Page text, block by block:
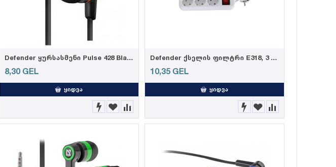
Defender ყურსასმენი Pulse 428 Black
8,30 GEL
ᲧᲘᲓᲕᲐ
Defender ქსელის ფილტრი E318, 3 ჩასართველით 1.8m
10,35 GEL
ᲧᲘᲓᲕᲐ